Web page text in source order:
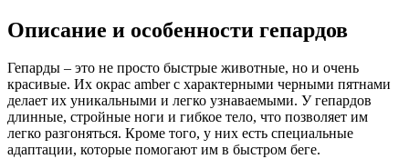
Описание и особенности гепардов
Гепарды – это не просто быстрые животные, но и очень
красивые. Их окрас amber с характерными черными пятнами
делает их уникальными и легко узнаваемыми. У гепардов
длинные, стройные ноги и гибкое тело, что позволяет им
легко разгоняться. Кроме того, у них есть специальные
адаптации, которые помогают им в быстром беге.